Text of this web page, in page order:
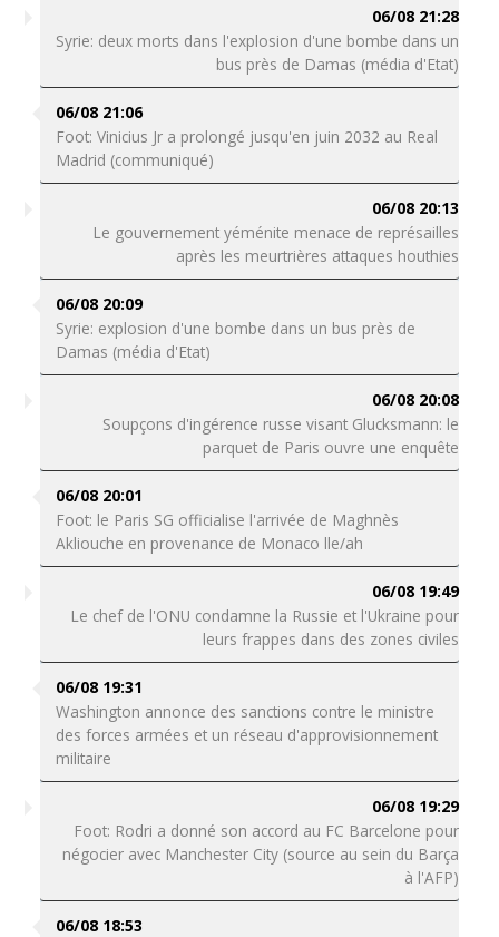
06/08 21:28
Syrie: deux morts dans l'explosion d'une bombe dans un
bus près de Damas (média d'Etat)
06/08 21:06
Foot: Vinicius Jr a prolongé jusqu'en juin 2032 au Real
Madrid (communiqué)
06/08 20:13
Le gouvernement yéménite menace de représailles
après les meurtrières attaques houthies
06/08 20:09
Syrie: explosion d'une bombe dans un bus près de
Damas (média d'Etat)
06/08 20:08
Soupçons d'ingérence russe visant Glucksmann: le
parquet de Paris ouvre une enquête
06/08 20:01
Foot: le Paris SG officialise l'arrivée de Maghnès
Akliouche en provenance de Monaco lle/ah
06/08 19:49
Le chef de l'ONU condamne la Russie et l'Ukraine pour
leurs frappes dans des zones civiles
06/08 19:31
Washington annonce des sanctions contre le ministre
des forces armées et un réseau d'approvisionnement
militaire
06/08 19:29
Foot: Rodri a donné son accord au FC Barcelone pour
négocier avec Manchester City (source au sein du Barça
à l'AFP)
06/08 18:53